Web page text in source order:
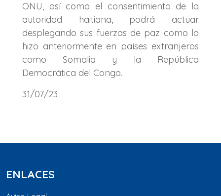
ONU, así como el consentimiento de la
autoridad haitiana, podrá actuar
desplegando sus fuerzas de paz como lo
hizo anteriormente en países extranjeros
como Somalia y la República
Democrática del Congo.
31/07/23
ENLACES